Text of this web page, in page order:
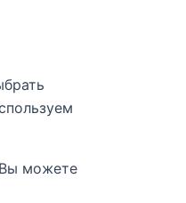
Вы можете